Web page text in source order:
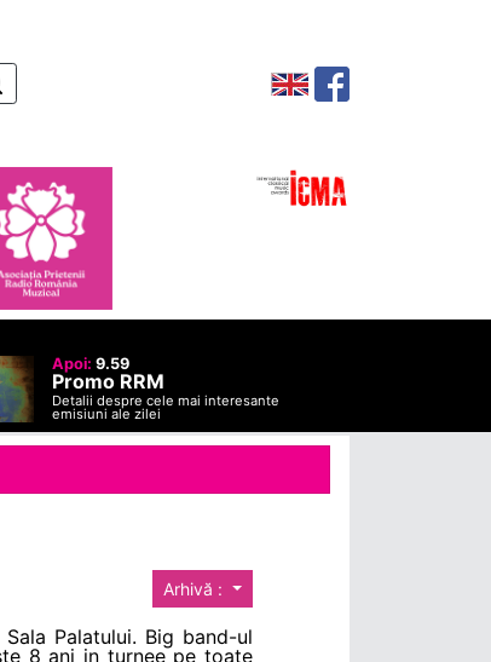
Apoi: 9.59
Promo RRM
Detalii despre cele mai interesante
emisiuni ale zilei
Arhivă :
Palatului. Big band-ul
8 ani in turnee pe toate